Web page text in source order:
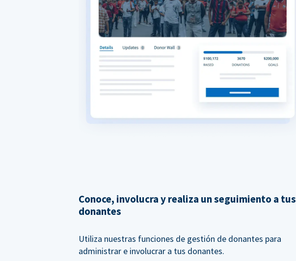
Conoce, involucra y realiza un seguimiento a tus
donantes
Utiliza nuestras funciones de gestión de donantes para
administrar e involucrar a tus donantes.